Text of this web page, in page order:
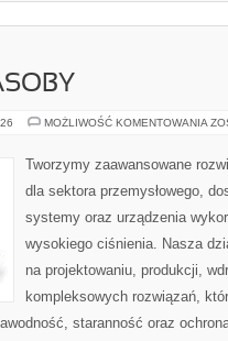
MOŻLIWOŚĆ KOMENTOWANIA
Tworzymy zaawansowane
dla sektora przemysłowego,
systemy oraz urządzenia
wysokiego ciśnienia. Nasza
na projektowaniu, produkcji,
kompleksowych rozwiązań,
staranność oraz